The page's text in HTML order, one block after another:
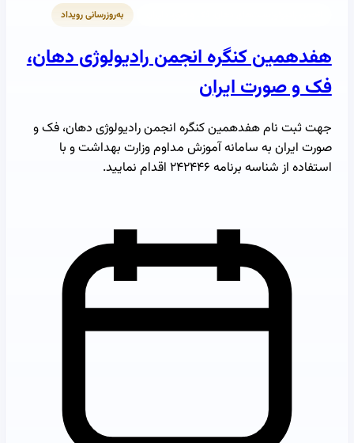
به‌روزرسانی رویداد
هفدهمین کنگره انجمن رادیولوژی دهان،
فک و صورت ایران
جهت ثبت نام هفدهمین کنگره انجمن رادیولوژی دهان، فک و
صورت ایران به سامانه آموزش مداوم وزارت بهداشت و با
استفاده از شناسه برنامه ۲۴۲۴۴۶ اقدام نمایید.